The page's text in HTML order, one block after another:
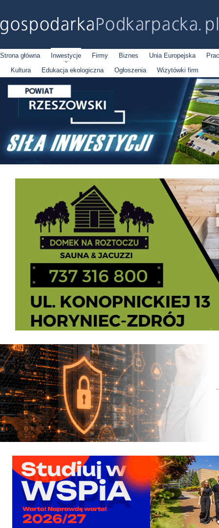
Strona główna Inwestycje Firmy Biznes Unia Europejska
Kultura
Edukacja ekologiczna Ogłoszenia Wizytówki firm